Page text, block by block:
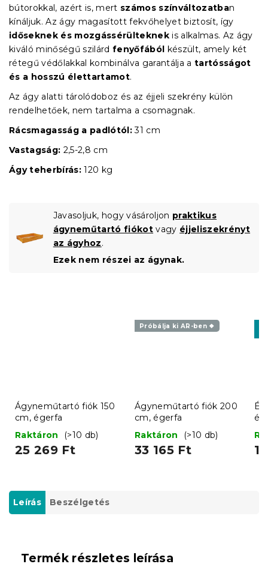
bútorokkal, azért is, mert számos színváltozatban
kínáljuk. Az ágy magasított fekvőhelyet biztosít, így
időseknek és mozgássérülteknek is alkalmas. Az ágy
kiváló minőségű szilárd fenyőfából készült, amely két
rétegű védőlakkal kombinálva garantálja a tartósságot
és a hosszú élettartamot.
Az ágy alatti tárolódoboz és az éjjeli szekrény külön
rendelhetőek, nem tartalma a csomagnak.
Rácsmagasság a padlótól:31 cm
Vastagság: 2,5-2,8 cm
Ágy teherbírás: 120 kg
Javasoljuk, hogy vásároljon praktikus
ágyneműtartó fiókot vagy éjjeliszekrényt
az ágyhoz.
Ezek nem részei az ágynak.
Ágyneműtartó fiók 150
cm, égerfa
Raktáron
(>10 db)
25 269 Ft
Próbálja ki AR-ben ❖
Ágyneműtartó fiók 200
cm, égerfa
Raktáron
(>10 db)
33 165 Ft
Leírás Beszélgetés
Termék részletes leírása